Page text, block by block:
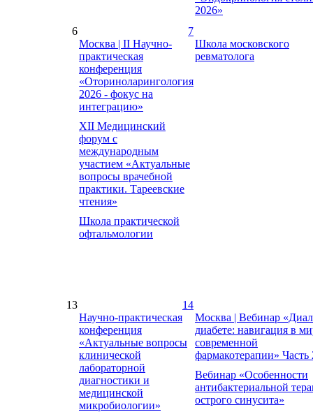
2026»
6
7
Москва | II Научно-
практическая
конференция
«Оториноларингология
2026 - фокус на
интеграцию»
XII Медицинский
форум с
международным
участием «Актуальные
вопросы врачебной
практики. Тареевские
чтения»
Школа практической
офтальмологии
Школа московского
ревматолога
13
14
Научно-практическая
конференция
«Актуальные вопросы
клинической
лабораторной
диагностики и
медицинской
микробиологии»
Москва | Вебинар
диабете: навигация в
современной
фармакотерапии» Часть
Вебинар «Особенности
антибактериальной
острого синусита»